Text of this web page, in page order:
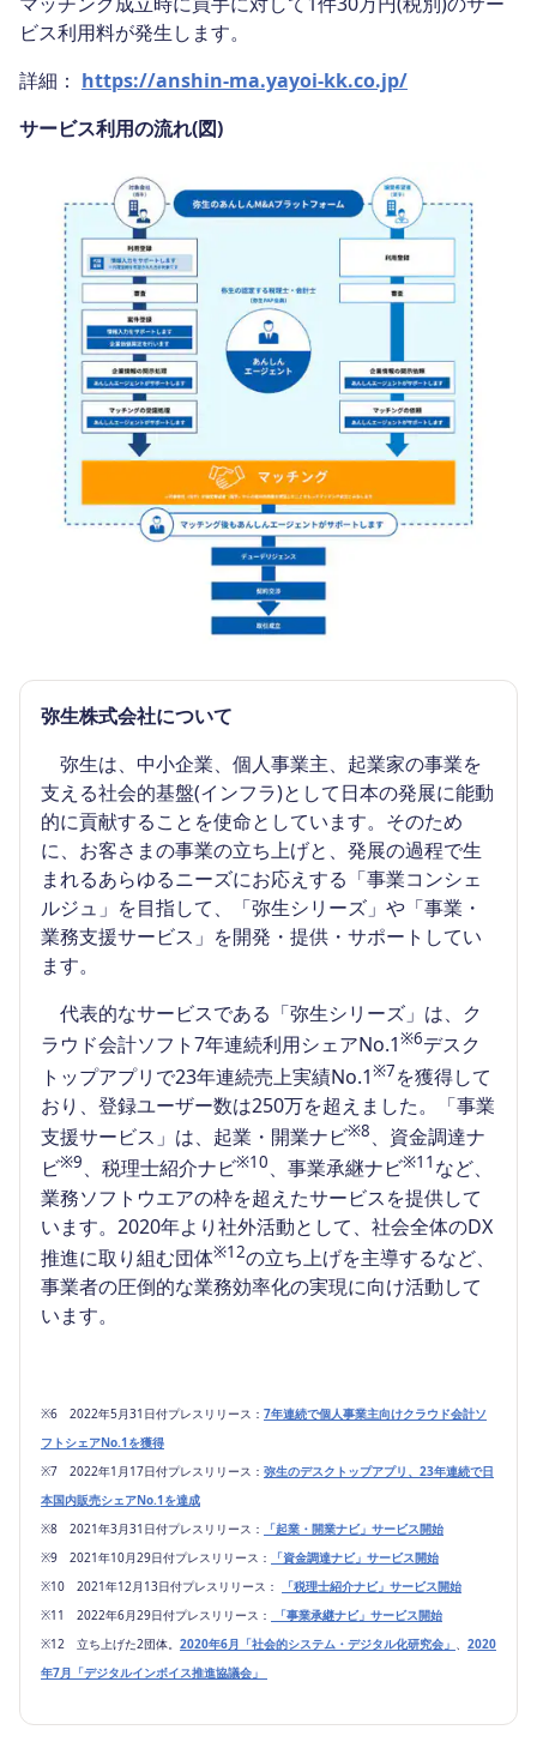
ビス利用料が発生します。
詳細： https://anshin-ma.yayoi-kk.co.jp/
サービス利用の流れ(図)
弥生株式会社について
弥生は、中小企業、個人事業主、起業家の事業を
支える社会的基盤(インフラ)として日本の発展に能動
的に貢献することを使命としています。そのため
に、お客さまの事業の立ち上げと、発展の過程で生
まれるあらゆるニーズにお応えする「事業コンシェ
ルジュ」を目指して、「弥生シリーズ」や「事業・
業務支援サービス」を開発・提供・サポートしてい
ます。
代表的なサービスである「弥生シリーズ」は、ク
ラウド会計ソフト7年連続利用シェアNo.1※6デスク
トップアプリで23年連続売上実績No.1※7を獲得して
おり、登録ユーザー数は250万を超えました。「事業
支援サービス」は、起業・開業ナビ※8、資金調達ナ
ビ※9、税理士紹介ナビ※10、事業承継ナビ※11 など、
業務ソフトウエアの枠を超えたサービスを提供して
います。2020年より社外活動として、社会全体のDX
推進に取り組む団体※12の立ち上げを主導するなど、
事業者の圧倒的な業務効率化の実現に向け活動して
います。
※6 2022年5月31日付プレスリリース： 7年連続で個人事業主向けクラウド会計ソ
フトシェアNo.1を獲得
※7 2022年1月17日付プレスリリース： 弥生のデスクトップアプリ、23年連続で日
本国内販売シェアNo.1を達成
※8 2021年3月31日付プレスリリース：
「起業・開業ナビ」サービス開始
※9 2021年10月29日付プレスリリース：
「資金調達ナビ」サービス開始
※10 2021年12月13日付プレスリリース：
「税理士紹介ナビ」サービス開始
※11 2022年6月29日付プレスリリース：
「事業承継ナビ」サービス開始
※12 立ち上げた2団体。 2020年6月「社会的システム・デジタル化研究会」 、 2020
年7月「デジタルインボイス推進協議会」